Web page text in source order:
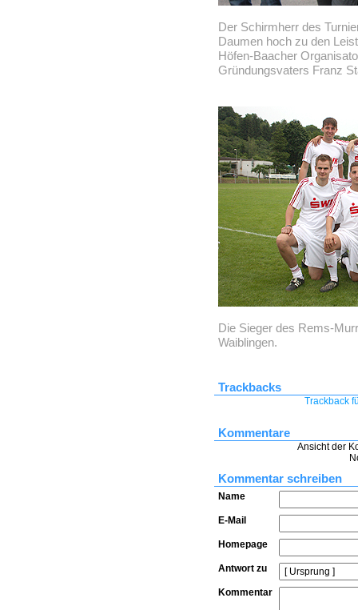
Der Schirmherr des
Daumen hoch zu den
Höfen-Baacher
Gründungsvaters Franz
Die Sieger des Rems-
Waiblingen.
Trackbacks
Trackback
Kommentare
Ansicht der
Kommentar schreiben
Name
E-Mail
Homepage
Antwort zu
Kommentar